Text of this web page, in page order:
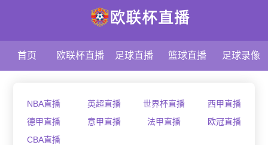
首页 欧联杯直播 足球直播 篮球直播 足球录像
NBA直播 英超直播 世界杯直播
西甲直播
德甲直播
意甲直播 法甲直播
欧冠直播
CBA直播